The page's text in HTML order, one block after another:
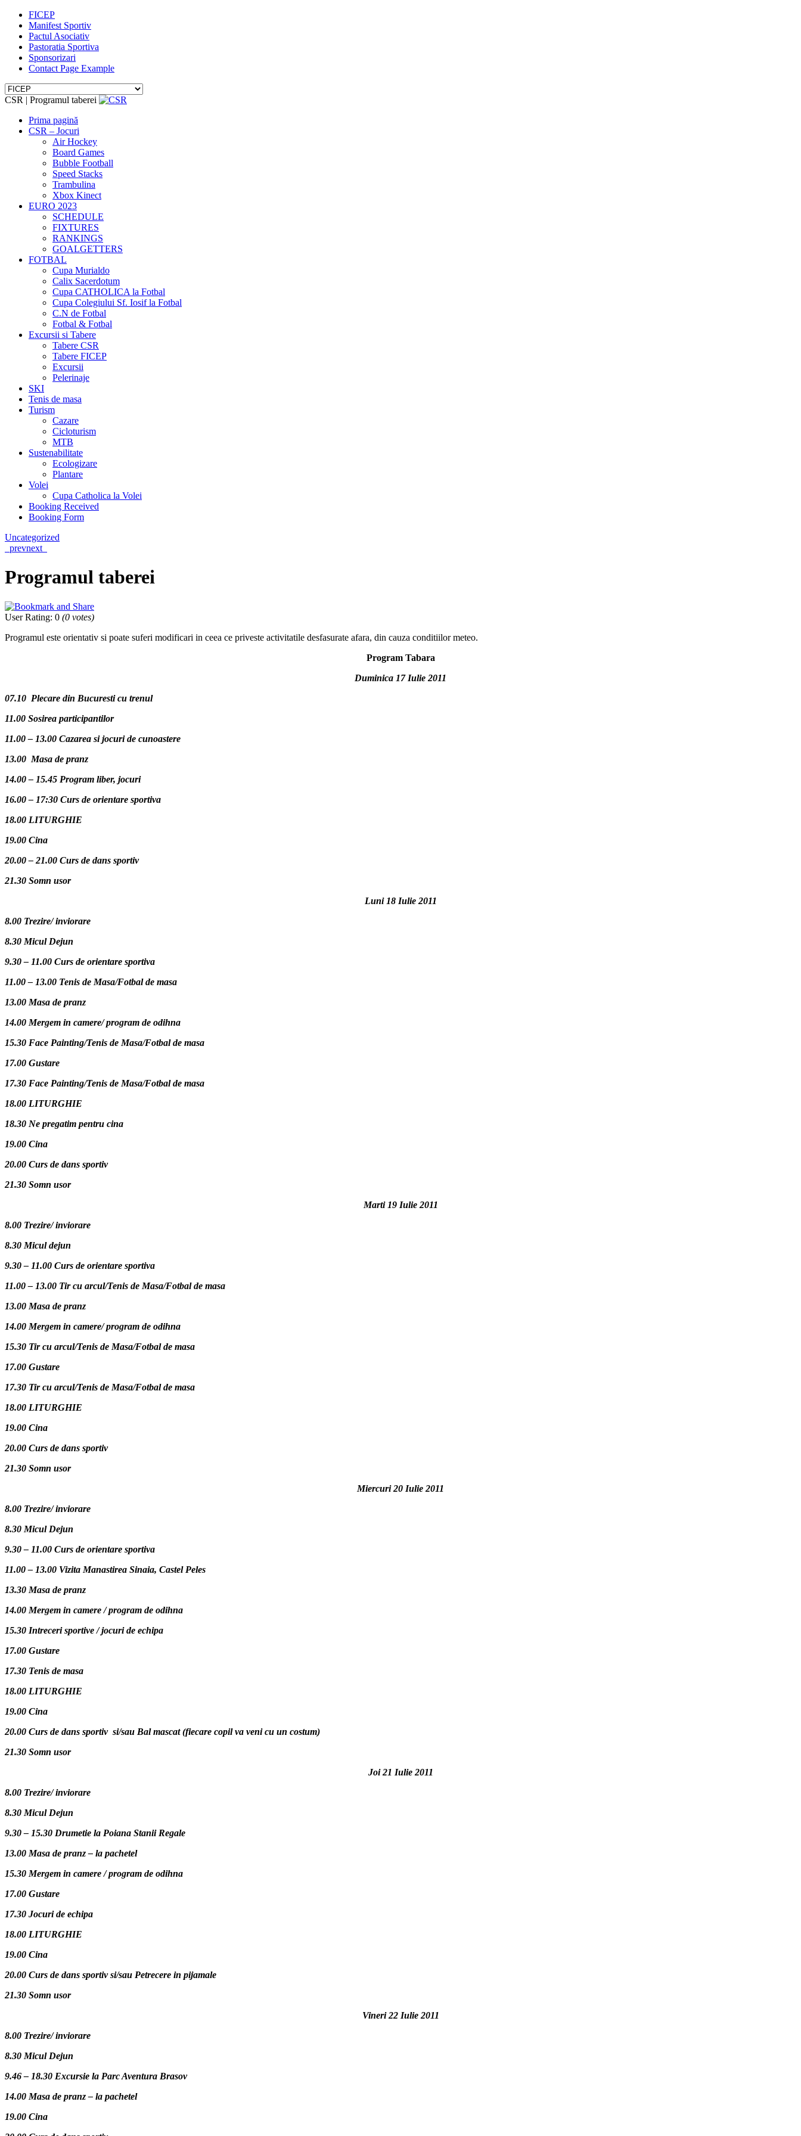
FICEP
Manifest Sportiv
Pactul Asociativ
Pastoratia Sportiva
Sponsorizari
Contact Page Example
CSR | Programul taberei
Prima pagină
CSR – Jocuri
Air Hockey
Board Games
Bubble Football
Speed Stacks
Trambulina
Xbox Kinect
EURO 2023
SCHEDULE
FIXTURES
RANKINGS
GOALGETTERS
FOTBAL
Cupa Murialdo
Calix Sacerdotum
Cupa CATHOLICA la Fotbal
Cupa Colegiului Sf. Iosif la Fotbal
C.N de Fotbal
Fotbal & Fotbal
Excursii si Tabere
Tabere CSR
Tabere FICEP
Excursii
Pelerinaje
SKI
Tenis de masa
Turism
Cazare
Cicloturism
MTB
Sustenabilitate
Ecologizare
Plantare
Volei
Cupa Catholica la Volei
Booking Received
Booking Form
Uncategorized
prevnext
Programul taberei
User Rating: 0 (0 votes)
Programul este orientativ si poate suferi modificari in ceea ce priveste activitatile desfasurate afara, din cauza conditiilor meteo.
Program Tabara
Duminica 17 Iulie 2011
07.10 Plecare din Bucuresti cu trenul
11.00 Sosirea participantilor
11.00 – 13.00 Cazarea si jocuri de cunoastere
13.00 Masa de pranz
14.00 – 15.45 Program liber, jocuri
16.00 – 17:30 Curs de orientare sportiva
18.00 LITURGHIE
19.00 Cina
20.00 – 21.00 Curs de dans sportiv
21.30 Somn usor
Luni 18 Iulie 2011
8.00 Trezire/ inviorare
8.30 Micul Dejun
9.30 – 11.00 Curs de orientare sportiva
11.00 – 13.00 Tenis de Masa/Fotbal de masa
13.00 Masa de pranz
14.00 Mergem in camere/ program de odihna
15.30 Face Painting/Tenis de Masa/Fotbal de masa
17.00 Gustare
17.30 Face Painting/Tenis de Masa/Fotbal de masa
18.00 LITURGHIE
18.30 Ne pregatim pentru cina
19.00 Cina
20.00 Curs de dans sportiv
21.30 Somn usor
Marti 19 Iulie 2011
8.00 Trezire/ inviorare
8.30 Micul dejun
9.30 – 11.00 Curs de orientare sportiva
11.00 – 13.00 Tir cu arcul/Tenis de Masa/Fotbal de masa
13.00 Masa de pranz
14.00 Mergem in camere/ program de odihna
15.30 Tir cu arcul/Tenis de Masa/Fotbal de masa
17.00 Gustare
17.30 Tir cu arcul/Tenis de Masa/Fotbal de masa
18.00 LITURGHIE
19.00 Cina
20.00 Curs de dans sportiv
21.30 Somn usor
Miercuri 20 Iulie 2011
8.00 Trezire/ inviorare
8.30 Micul Dejun
9.30 – 11.00 Curs de orientare sportiva
11.00 – 13.00 Vizita Manastirea Sinaia, Castel Peles
13.30 Masa de pranz
14.00 Mergem in camere / program de odihna
15.30 Intreceri sportive / jocuri de echipa
17.00 Gustare
17.30 Tenis de masa
18.00 LITURGHIE
19.00 Cina
20.00 Curs de dans sportiv si/sau Bal mascat (fiecare copil va veni cu un costum)
21.30 Somn usor
Joi 21 Iulie 2011
8.00 Trezire/ inviorare
8.30 Micul Dejun
9.30 – 15.30 Drumetie la Poiana Stanii Regale
13.00 Masa de pranz – la pachetel
15.30 Mergem in camere / program de odihna
17.00 Gustare
17.30 Jocuri de echipa
18.00 LITURGHIE
19.00 Cina
20.00 Curs de dans sportiv si/sau Petrecere in pijamale
21.30 Somn usor
Vineri 22 Iulie 2011
8.00 Trezire/ inviorare
8.30 Micul Dejun
9.46 – 18.30 Excursie la Parc Aventura Brasov
14.00 Masa de pranz – la pachetel
19.00 Cina